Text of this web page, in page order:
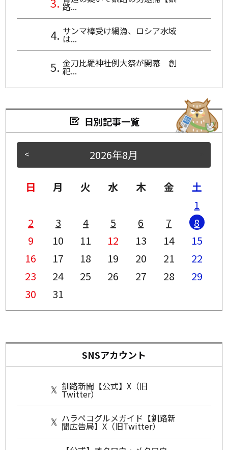
路...
サンマ棒受け網漁、ロシア水域
は...
金刀比羅神社例大祭が開幕 創
祀...
日別記事一覧
< 2026年8月
日 月 火 水 木 金
土
1
2
3 4 5 6 7
8
9
10 11 12 13 14
15
16
17 18 19 20 21
22
23
24 25 26 27 28
29
30
31
SNSアカウント
釧路新聞【公式】X（旧
Twitter）
ハラペコグルメガイド【釧路新
聞広告局】X（旧Twitter）